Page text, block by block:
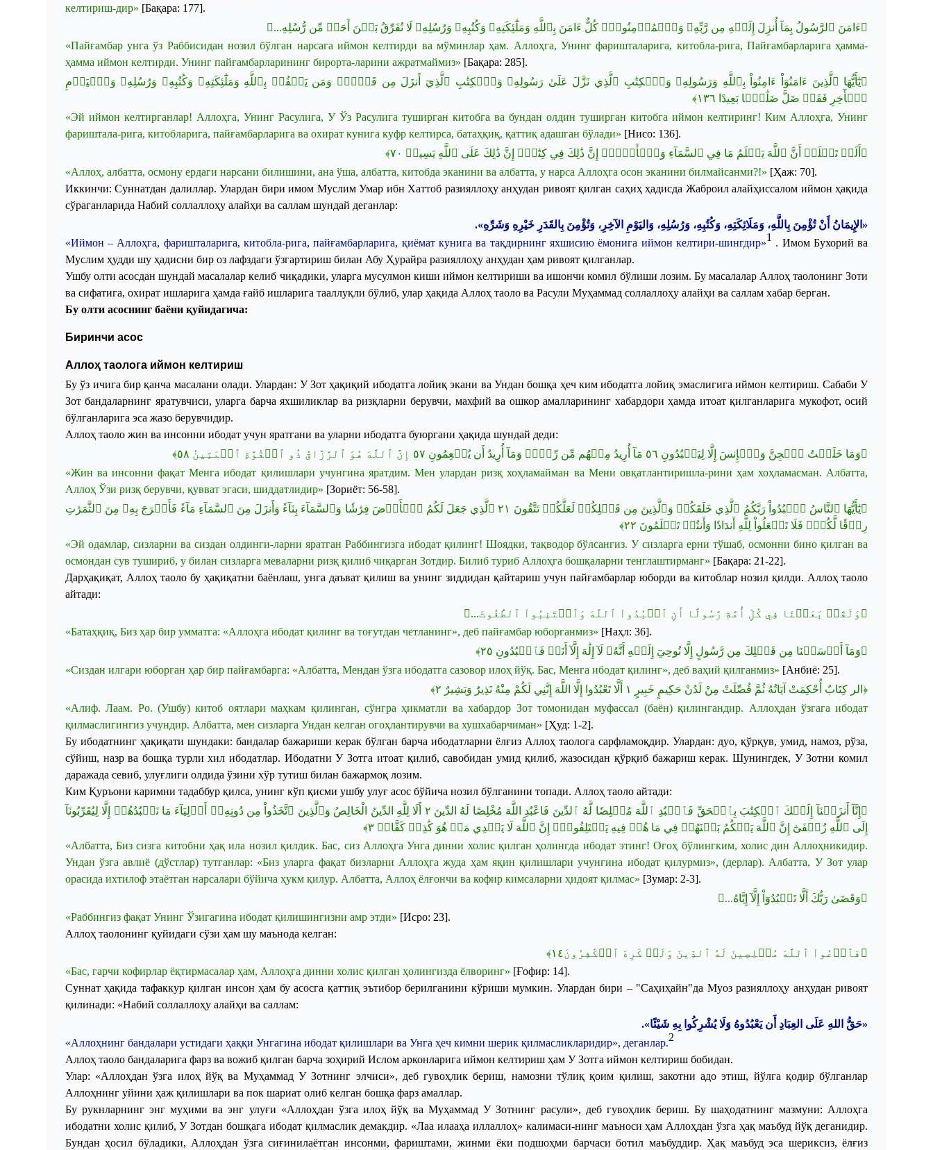
келтириш-дир» [Бақара: 177].
﴿ءَامَنَ ٱلرَّسُولُ بِمَآ أُنزِلَ إِلَيۡهِ مِن رَّبِّهِۦ وَٱلۡمُؤۡمِنُونَۚ كُلٌّ ءَامَنَ بِٱللَّهِ وَمَلَٰٓئِكَتِهِۦ وَكُتُبِهِۦ وَرُسُلِهِۦ لَا نُفَرِّقُ بَيۡنَ أَحَدٖ مِّن رُّسُلِهِ...﴾
«Пайғамбар унга ўз Раббисидан нозил бўлган нарсага иймон келтирди ва мўминлар ҳам. Аллоҳга, Унинг фаришталарига, китобла-рига, Пайғамбарларига ҳамма-
ҳамма иймон келтирди. Унинг пайғамбарларининг бирорта-ларини ажратмаймиз» [Бақара: 285].
﴿يٰٓأَيُّهَا ٱلَّذِينَ ءَامَنُوٓاْ ءَامِنُواْ بِٱللَّهِ وَرَسُولِهِۦ وَٱلۡكِتَٰبِ ٱلَّذِي نَزَّلَ عَلَىٰ رَسُولِهِۦ وَٱلۡكِتَٰبِ ٱلَّذِيٓ أَنزَلَ مِن قَبۡلُۚ وَمَن يَكۡفُرۡ بِٱللَّهِ وَمَلَٰٓئِكَتِهِۦ وَكُتُبِهِۦ وَرُسُلِهِۦ وَٱلۡيَوۡمِ
ٱلۡأٓخِرِ فَقَدۡ ضَلَّ ضَلَٰلَۢا بَعِيدًا ١٣٦﴾
«Эй иймон келтирганлар! Аллоҳга, Унинг Расулига, У Ўз Расулига туширган китобга ва бундан олдин туширган китобга иймон келтиринг!Ким Аллоҳга,Унинг
фариштала-рига, китобларига, пайғамбарларига ва охират кунига куфр келтирса, батаҳқиқ, қаттиқ адашган бўлади» [Нисо: 136].
﴿أَلَمۡ تَعۡلَمۡ أَنَّ ٱللَّهَ يَعۡلَمُ مَا فِي ٱلسَّمَآءِ وَٱلۡأَرۡضِۚ إِنَّ ذَٰلِكَ فِي كِتَٰبٍۚ إِنَّ ذَٰلِكَ عَلَى ٱللَّهِ يَسِيرٞ ٧٠﴾
«Аллоҳ, албатта, осмону ердаги нарсани билишини, ана ўша, албатта, китобда эканини ва албатта, у нарса Аллоҳга осон эканини билмайсанми?!» [Ҳаж: 70].
Иккинчи:Суннатдан далиллар.Улардан бири имом Муслим Умар ибн Хаттоб разияллоҳу анҳудан ривоят қилган саҳиҳ ҳадисда Жаброил алайҳиссалом иймон ҳақида
сўраганларида Набий соллаллоҳу алайҳи ва саллам шундай деганлар:
«الإِيمَانُ أَنْ تُؤْمِنَ بِاللَّهِ، وَمَلَائِكَتِهِ، وَكُتُبِهِ، وَرُسُلِهِ، وَاليَوْمِ الآخِرِ، وَتُؤْمِنَ بِالقَدَرِ خَيْرِهِ وَشَرِّهِ».
«Иймон – Аллоҳга, фаришталарига,китобла-рига,пайғамбарларига, қиёмат кунига ва тақдирнинг яхшисию ёмонига иймон келтири-шингдир»1 . Имом Бухорий ва
Муслим ҳудди шу ҳадисни бир оз лафздаги ўзгартириш билан Абу Ҳурайра разияллоҳу анҳудан ҳам ривоят қилганлар.
Ушбу олти асосдан шундай масалалар келиб чиқадики, уларга мусулмон киши иймон келтириши ва ишончи комил бўлиши лозим. Бу масалалар Аллоҳ таолонинг Зоти
ва сифатига, охират ишларига ҳамда ғайб ишларига тааллуқли бўлиб, улар ҳақида Аллоҳ таоло ва Расули Муҳаммад соллаллоҳу алайҳи ва саллам хабар берган.
Бу олти асоснинг баёни қуйидагича:
Биринчи асос
Аллоҳ таолога иймон келтириш
Бу ўз ичига бир қанча масалани олади. Улардан: У Зот ҳақиқий ибодатга лойиқ экани ва Ундан бошқа ҳеч ким ибодатга лойиқ эмаслигига иймон келтириш. Сабаби У
Зот бандаларнинг яратувчиси, уларга барча яхшиликлар ва ризқларни берувчи, махфий ва ошкор амалларининг хабардори ҳамда итоат қилганларига мукофот, осий
бўлганларига эса жазо берувчидир.
Аллоҳ таоло жин ва инсонни ибодат учун яратгани ва уларни ибодатга буюргани ҳақида шундай деди:
﴿وَمَا خَلَقۡتُ ٱلۡجِنَّ وَٱلۡإِنسَ إِلَّا لِيَعۡبُدُونِ ٥٦ مَآ أُرِيدُ مِنۡهُم مِّن رِّزۡقٖ وَمَآ أُرِيدُ أَن يُطۡعِمُونِ ٥٧ إِنَّ ٱللَّهَ هُوَ ٱلرَّزَّاقُ ذُو ٱلۡقُوَّةِ ٱلۡمَتِينُ ٥٨﴾
«Жин ва инсонни фақат Менга ибодат қилишлари учунгина яратдим. Мен улардан ризқ хоҳламайман ва Мени овқатлантиришла-рини ҳам хоҳламасман. Албатта,
Аллоҳ Ўзи ризқ берувчи, қувват эгаси, шиддатлидир» [Зориёт: 56-58].
﴿يٰٓأَيُّهَا ٱلنَّاسُ ٱعۡبُدُواْ رَبَّكُمُ ٱلَّذِي خَلَقَكُمۡ وَٱلَّذِينَ مِن قَبۡلِكُمۡ لَعَلَّكُمۡ تَتَّقُونَ ٢١ٱلَّذِي جَعَلَ لَكُمُ ٱلۡأَرۡضَ فِرَٰشٗا وَٱلسَّمَآءَ بِنَآءٗ وَأَنزَلَ مِنَ ٱلسَّمَآءِ مَآءٗ فَأَخۡرَجَ بِهِۦ مِنَ ٱلثَّمَرَٰتِ
رِزۡقٗا لَّكُمۡۖ فَلَا تَجۡعَلُواْ لِلَّهِ أَندَادٗا وَأَنتُمۡ تَعۡلَمُونَ ٢٢﴾
«Эй одамлар, сизларни ва сиздан олдинги-ларни яратган Раббингизга ибодат қилинг! Шоядки, тақводор бўлсангиз. Усизларга ерни тўшаб,осмонни бино қилган ва
осмондан сув тушириб, у билан сизларга меваларни ризқ қилиб чиқарган Зотдир. Билиб туриб Аллоҳга бошқаларни тенглаштирманг» [Бақара: 21-22].
Дарҳақиқат, Аллоҳ таоло бу ҳақиқатни баёнлаш, унга даъват қилиш ва унинг зиддидан қайтариш учун пайғамбарлар юборди ва китоблар нозил қилди. Аллоҳ таоло
айтади:
﴿وَلَقَدۡ بَعَثۡنَا فِي كُلِّ أُمَّةٖ رَّسُولًا أَنِ ٱعۡبُدُواْ ٱللَّهَ وَٱجۡتَنِبُواْ ٱلطَّٰغُوتَ...﴾
«Батаҳқиқ, Биз ҳар бир умматга: «Аллоҳга ибодат қилинг ва тоғутдан четланинг», деб пайғамбар юборганмиз» [Наҳл: 36].
﴿وَمَآ أَرۡسَلۡنَا مِن قَبۡلِكَ مِن رَّسُولٍ إِلَّا نُوحِيٓ إِلَيۡهِ أَنَّهُۥ لَآ إِلَٰهَ إِلَّآ أَنَا۠ فَٱعۡبُدُونِ ٢٥﴾
«Сиздан илгари юборган ҳар бир пайғамбарга: «Албатта, Мендан ўзга ибодатга сазовор илоҳ йўқ. Бас, Менга ибодат қилинг», деб ваҳий қилганмиз» [Анбиё: 25].
﴿الر كِتَابٌ أُحْكِمَتْ آيَاتُهُ ثُمَّ فُصِّلَتْ مِنْ لَدُنْ حَكِيمٍ خَبِيرٍ
١ أَلَّا تَعْبُدُوا إِلَّا اللَّهَ إِنَّنِي لَكُمْ مِنْهُ نَذِيرٌ وَبَشِيرٌ ٢﴾
«Алиф.Лаам. Ро. (Ушбу)китоб оятлари маҳкам қилинган, сўнгра ҳикматли ва хабардор Зот томонидан муфассал (баён)қилингандир. Аллоҳдан ўзгага ибодат
қилмаслигингиз учундир. Албатта, мен сизларга Ундан келган огоҳлантирувчи ва хушхабарчиман» [Ҳуд: 1-2].
Бу ибодатнинг ҳақиқати шундаки: бандалар бажариши керак бўлган барча ибодатларни ёлғиз Аллоҳ таолога сарфламоқдир.Улардан: дуо, қўрқув, умид, намоз, рўза,
сўйиш, назр ва бошқа турли хил ибодатлар. Ибодатни У Зотга итоат қилиб, савобидан умид қилиб, жазосидан қўрқиб бажариш керак.Шунингдек, У Зотни комил
даражада севиб, улуғлиги олдида ўзини хўр тутиш билан бажармоқ лозим.
Ким Қуръони каримни тадаббур қилса, унинг кўп қисми ушбу улуғ асос бўйича нозил бўлганини топади. Аллоҳ таоло айтади:
﴿إِنَّآ أَنزَلۡنَآ إِلَيۡكَ ٱلۡكِتَٰبَ بِٱلۡحَقِّ فَٱعۡبُدِ ٱللَّهَ مُخۡلِصٗا لَّهُ ٱلدِّينَ فَاعْبُدِ اللَّهَ مُخْلِصًا لَهُ الدِّينَ ٢ أَلَا لِلَّهِ الدِّينُ الْخَالِصُ وَٱلَّذِينَ ٱتَّخَذُواْ مِن دُونِهِۦٓ أَوۡلِيَآءَ مَا نَعۡبُدُهُمۡ إِلَّا لِيُقَرِّبُونَآ
إِلَى ٱللَّهِ زُلۡفَىٰٓ إِنَّ ٱللَّهَ يَحۡكُمُ بَيۡنَهُمۡ فِي مَا هُمۡ فِيهِ يَخۡتَلِفُونَۗ إِنَّ ٱللَّهَ لَا يَهۡدِي مَنۡ هُوَ كَٰذِبٞ كَفَّارٞ ٣﴾
«Албатта,Биз сизга китобни ҳақ ила нозил қилдик.Бас, сиз Аллоҳга Унга динни холис қилган ҳолингда ибодат этинг!Огоҳ бўлингким, холис дин Аллоҳникидир.
Ундан ўзга авлиё (дўстлар) тутганлар: «Биз уларга фақат бизларни Аллоҳга жуда ҳам яқин қилишлари учунгина ибодат қилурмиз», (дерлар). Албатта, У Зот улар
орасида ихтилоф этаётган нарсалари бўйича ҳукм қилур. Албатта, Аллоҳ ёлғончи ва кофир кимсаларни ҳидоят қилмас» [Зумар: 2-3].
﴿وَقَضَىٰ رَبُّكَ أَلَّا تَعۡبُدُوٓاْ إِلَّآ إِيَّاهُ...﴾
«Раббингиз фақат Унинг Ўзигагина ибодат қилишингизни амр этди» [Исро: 23].
Аллоҳ таолонинг қуйидаги сўзи ҳам шу маънода келган:
﴿فَٱدۡعُواْ ٱللَّهَ مُخۡلِصِينَ لَهُ ٱلدِّينَ وَلَوۡ كَرِهَ ٱلۡكَٰفِرُونَ١٤﴾
«Бас, гарчи кофирлар ёқтирмасалар ҳам, Аллоҳга динни холис қилган ҳолингизда ёлворинг» [Ғофир: 14].
Суннат ҳақида тафаккур қилган инсон ҳам бу асосга қаттиқ эътибор берилганини кўриши мумкин. Улардан бири – "Саҳиҳайн"да Муоз разияллоҳу анҳудан ривоят
қилинади: «Набий соллаллоҳу алайҳи ва саллам:
«حَقُّ اللهِ عَلَى العِبَادِ أَن يَعْبُدُوهُ وَلَا يُشْرِكُوا بِهِ شَيْئًا».
«Аллоҳнинг бандалари устидаги ҳаққи Унгагина ибодат қилишлари ва Унга ҳеч кимни шерик қилмасликларидир», деганлар.2
Аллоҳ таоло бандаларига фарз ва вожиб қилган барча зоҳирий Ислом арконларига иймон келтириш ҳамУЗотга иймон келтириш бобидан.
Улар: «Аллоҳдан ўзга илоҳ йўқ ва МуҳаммадУЗотнинг элчиси», деб гувоҳлик бериш, намозни тўлиқ қоим қилиш, закотни адо этиш, йўлга қодир бўлганлар
Аллоҳнинг уйини ҳаж қилишлари ва пок шариат олиб келган бошқа фарз амаллар.
Бу рукнларнинг энг муҳими ва энг улуғи «Аллоҳдан ўзга илоҳ йўқ ва Муҳаммад УЗотнинг расули», деб гувоҳлик бериш. Бу шаҳодатнинг мазмуни: Аллоҳга
ибодатни холис қилиб, УЗотдан бошқага ибодат қилмаслик демакдир. «Лаа илааҳа иллаллоҳ» калимаси-нинг маъноси ҳам Аллоҳдан ўзга ҳақ маъбуд йўқ деганидир.
Бундан ҳосил бўладики, Аллоҳдан ўзга сиғинилаётган инсонми,фариштами, жинми ёки подшоҳми барчаси ботил маъбуддир. Ҳақ маъбуд эса шериксиз, ёлғиз